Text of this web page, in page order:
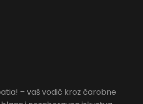
– vaš vodič kroz čarobne